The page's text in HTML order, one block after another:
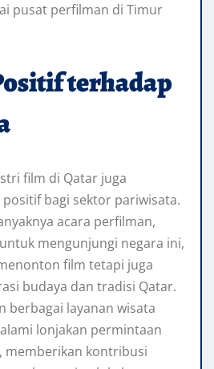
pusat perfilman di Timur
terhadap
film di Qatar juga
bagi sektor pariwisata.
acara perfilman,
mengunjungi negara ini,
film tetapi juga
budaya dan tradisi Qatar.
berbagai layanan wisata
lonjakan permintaan
memberikan kontribusi